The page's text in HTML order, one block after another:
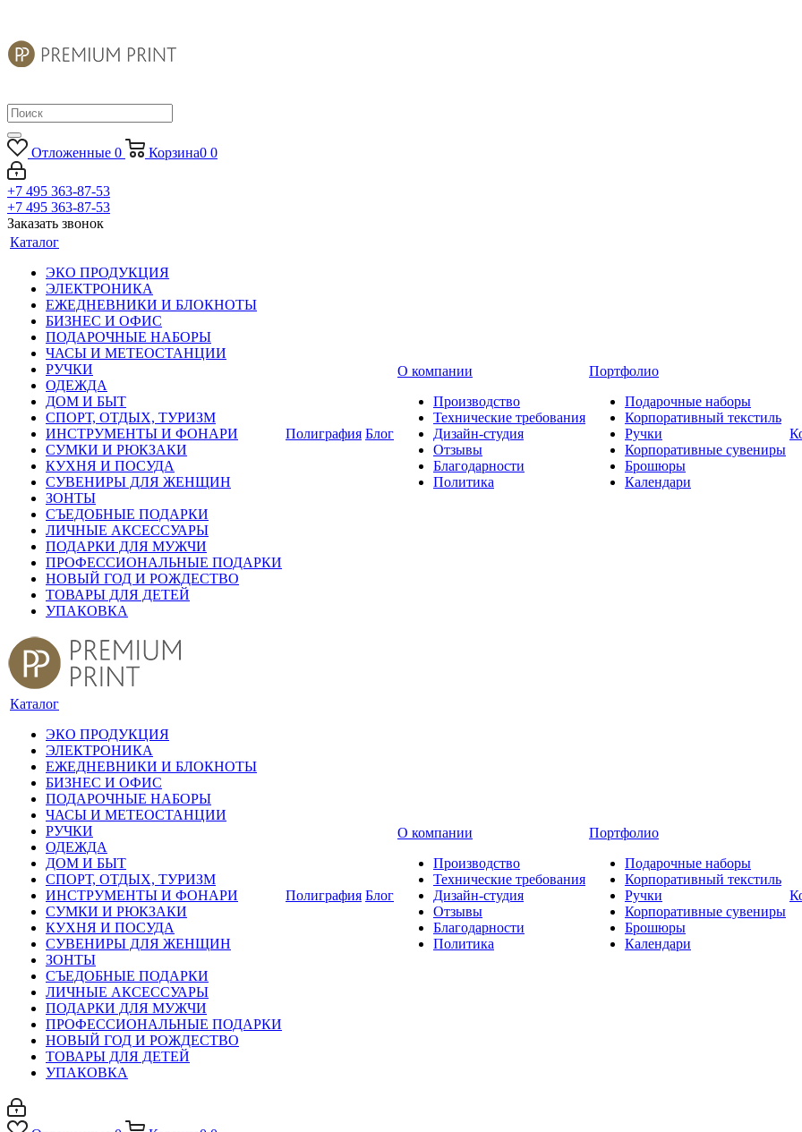
Отложенные 0 Корзина0 0
+7 495 363-87-53
+7 495 363-87-53
Заказать звонок
Каталог
ЭКО ПРОДУКЦИЯ
ЭЛЕКТРОНИКА
ЕЖЕДНЕВНИКИ И БЛОКНОТЫ
БИЗНЕС И ОФИС
ПОДАРОЧНЫЕ НАБОРЫ
ЧАСЫ И МЕТЕОСТАНЦИИ
РУЧКИ
ОДЕЖДА
ДОМ И БЫТ
СПОРТ, ОТДЫХ, ТУРИЗМ
ИНСТРУМЕНТЫ И ФОНАРИ
СУМКИ И РЮКЗАКИ
КУХНЯ И ПОСУДА
СУВЕНИРЫ ДЛЯ ЖЕНЩИН
ЗОНТЫ
СЪЕДОБНЫЕ ПОДАРКИ
ЛИЧНЫЕ АКСЕССУАРЫ
ПОДАРКИ ДЛЯ МУЖЧИ
ПРОФЕССИОНАЛЬНЫЕ ПОДАРКИ
НОВЫЙ ГОД И РОЖДЕСТВО
ТОВАРЫ ДЛЯ ДЕТЕЙ
УПАКОВКА
Полиграфия Блог
О компании
Производство
Технические требования
Дизайн-студия
Отзывы
Благодарности
Политика
Портфолио
Подарочные наборы
Корпоративный текстиль
Ручки
Корпоративные сувениры
Брошюры
Календари
Каталог
ЭКО ПРОДУКЦИЯ
ЭЛЕКТРОНИКА
ЕЖЕДНЕВНИКИ И БЛОКНОТЫ
БИЗНЕС И ОФИС
ПОДАРОЧНЫЕ НАБОРЫ
ЧАСЫ И МЕТЕОСТАНЦИИ
РУЧКИ
ОДЕЖДА
ДОМ И БЫТ
СПОРТ, ОТДЫХ, ТУРИЗМ
ИНСТРУМЕНТЫ И ФОНАРИ
СУМКИ И РЮКЗАКИ
КУХНЯ И ПОСУДА
СУВЕНИРЫ ДЛЯ ЖЕНЩИН
ЗОНТЫ
СЪЕДОБНЫЕ ПОДАРКИ
ЛИЧНЫЕ АКСЕССУАРЫ
ПОДАРКИ ДЛЯ МУЖЧИ
ПРОФЕССИОНАЛЬНЫЕ ПОДАРКИ
НОВЫЙ ГОД И РОЖДЕСТВО
ТОВАРЫ ДЛЯ ДЕТЕЙ
УПАКОВКА
Полиграфия Блог
О компании
Производство
Технические требования
Дизайн-студия
Отзывы
Благодарности
Политика
Портфолио
Подарочные наборы
Корпоративный текстиль
Ручки
Корпоративные сувениры
Брошюры
Календари